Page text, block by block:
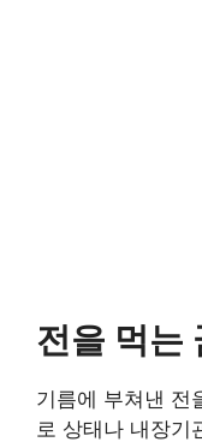
전을 먹는
기름에 부쳐낸 전
로 상태나 내장기